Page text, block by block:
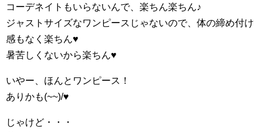
コーデネイトもいらないんで、楽ちん楽ちん♪
ジャストサイズなワンピースじゃないので、体の締め付け
感もなく楽ちん♥
暑苦しくないから楽ちん♥
いやー、ほんとワンピース！
ありかも(~~)/♥
じゃけど・・・